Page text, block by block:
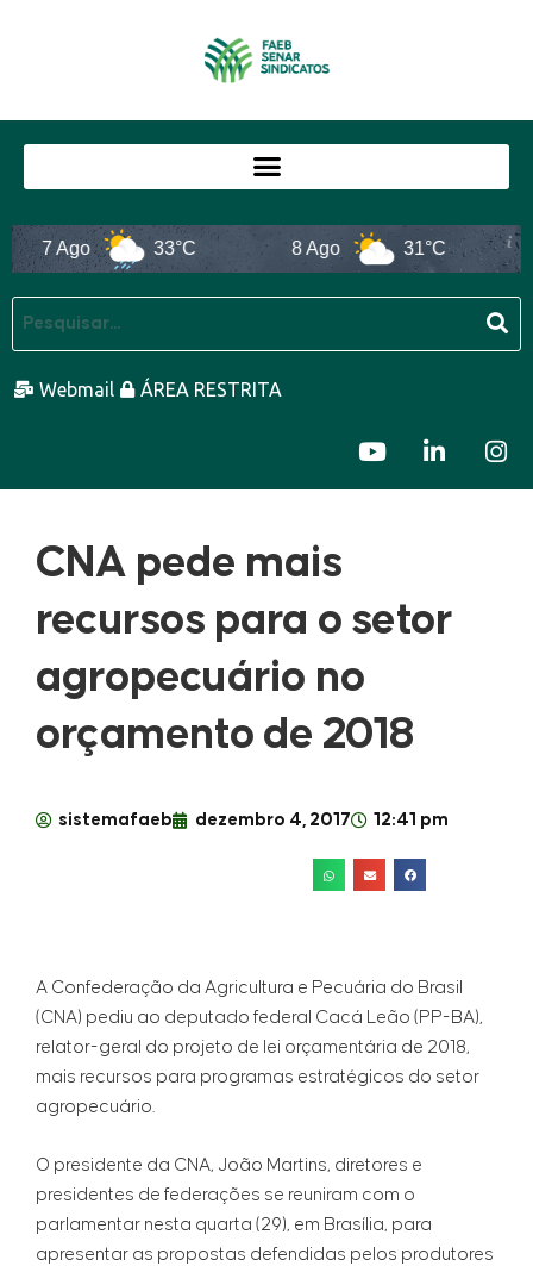
7 Ago 33°C 8 Ago 31°C
Webmail ÁREA RESTRITA
CNA pede mais
recursos para o setor
agropecuário no
orçamento de 2018
sistemafaeb dezembro 4, 2017 12:41 pm
A Confederação da Agricultura e Pecuária do Brasil
(CNA) pediu ao deputado federal Cacá Leão (PP-BA),
relator-geral do projeto de lei orçamentária de 2018,
mais recursos para programas estratégicos do setor
agropecuário.
O presidente da CNA, João Martins, diretores e
presidentes de federações se reuniram com o
parlamentar nesta quarta (29), em Brasília, para
apresentar as propostas defendidas pelos produtores